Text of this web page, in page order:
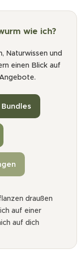
wie ich?
Naturwissen und
einen Blick auf
draußen
auf einer
auf dich 🌱